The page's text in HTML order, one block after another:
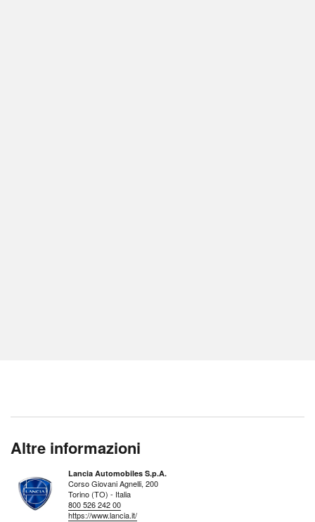
Altre informazioni
Lancia Automobiles S.p.A.
Corso Giovani Agnelli, 200
Torino (TO) - Italia
800 526 242 00
https://www.lancia.it/